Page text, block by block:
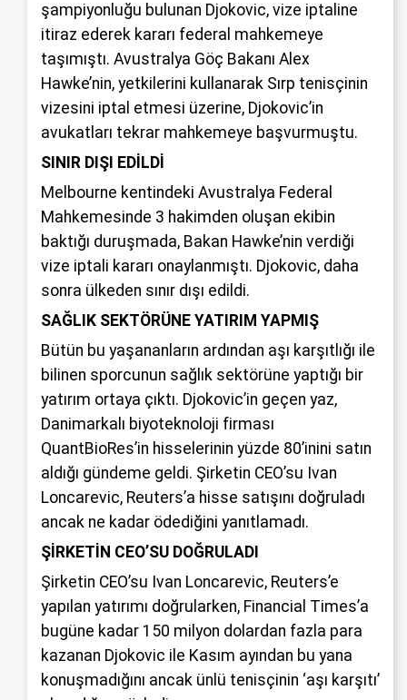
şampiyonluğu bulunan Djokovic, vize iptaline
itiraz ederek kararı federal mahkemeye
taşımıştı. Avustralya Göç Bakanı Alex
Hawke’nin, yetkilerini kullanarak Sırp tenisçinin
vizesini iptal etmesi üzerine, Djokovic’in
avukatları tekrar mahkemeye başvurmuştu.
SINIR DIŞI EDİLDİ
Melbourne kentindeki Avustralya Federal
Mahkemesinde 3 hakimden oluşan ekibin
baktığı duruşmada, Bakan Hawke’nin verdiği
vize iptali kararı onaylanmıştı. Djokovic, daha
sonra ülkeden sınır dışı edildi.
SAĞLIK SEKTÖRÜNE YATIRIM YAPMIŞ
Bütün bu yaşananların ardından aşı karşıtlığı ile
bilinen sporcunun sağlık sektörüne yaptığı bir
yatırım ortaya çıktı. Djokovic’in geçen yaz,
Danimarkalı biyoteknoloji firması
QuantBioRes’in hisselerinin yüzde 80’inini satın
aldığı gündeme geldi. Şirketin CEO’su Ivan
Loncarevic, Reuters’a hisse satışını doğruladı
ancak ne kadar ödediğini yanıtlamadı.
ŞİRKETİN CEO’SU DOĞRULADI
Şirketin CEO’su Ivan Loncarevic, Reuters’e
yapılan yatırımı doğrularken, Financial Times’a
bugüne kadar 150 milyon dolardan fazla para
kazanan Djokovic ile Kasım ayından bu yana
konuşmadığını ancak ünlü tenisçinin ‘aşı karşıtı’